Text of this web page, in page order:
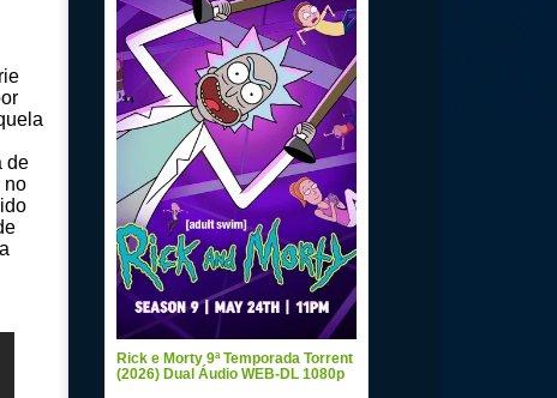
de
no
Rick e Morty 9ª Temporada Torrent
(2026) Dual Áudio WEB-DL 1080p